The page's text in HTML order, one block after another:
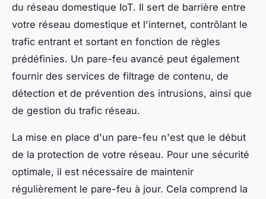
du réseau domestique IoT. Il sert de barrière entre
votre réseau domestique et l'internet, contrôlant le
trafic entrant et sortant en fonction de règles
prédéfinies. Un pare-feu avancé peut également
fournir des services de filtrage de contenu, de
détection et de prévention des intrusions, ainsi que
de gestion du trafic réseau.
La mise en place d'un pare-feu n'est que le début
de la protection de votre réseau. Pour une sécurité
optimale, il est nécessaire de maintenir
régulièrement le pare-feu à jour. Cela comprend la